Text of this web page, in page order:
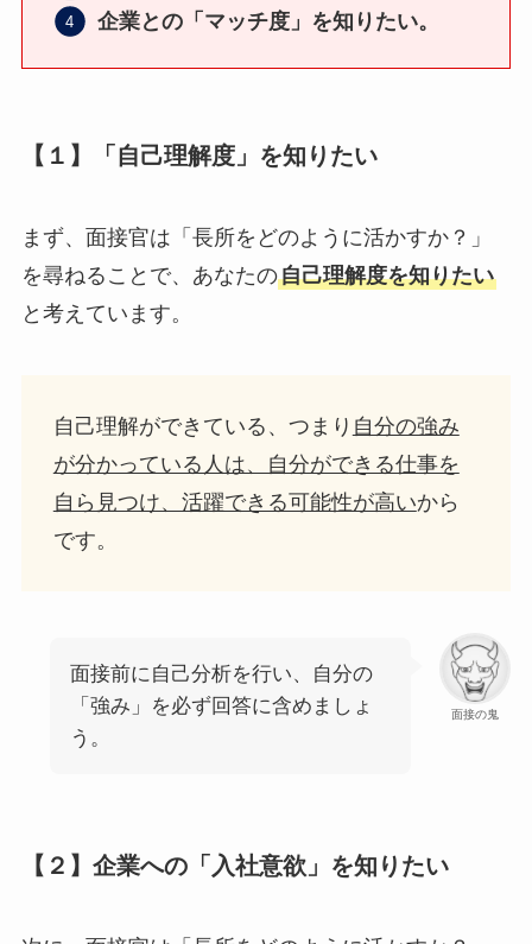
企業との「マッチ度」を知りたい。
【１】「自己理解度」を知りたい
まず、面接官は「長所をどのように活かすか？」
を尋ねることで、あなたの自己理解度を知りたい
と考えています。
自己理解ができている、つまり 自分の強み
が分かっている人は、自分ができる仕事を
自ら見つけ、活躍できる可能性が高いから
です。
面接の鬼
面接前に自己分析を行い、自分の
「強み」を必ず回答に含めましょ
う。
【２】企業への「入社意欲」を知りたい